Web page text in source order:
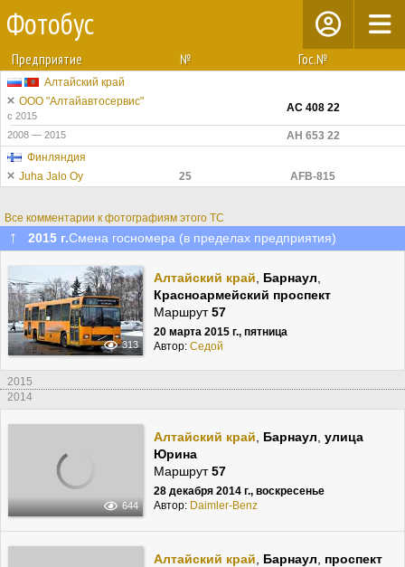
Фотобус
Предприятие № Гос.№
Алтайский край
ООО "Алтайавтосервис"
с 2015
АС 408 22
2008 — 2015
АН 653 22
Финляндия
Juha Jalo Oy
25 AFB-815
Все комментарии к фотографиям этого ТС
↑ 2015 г.Смена госномера (в пределах предприятия)
313
Алтайский край Барнаул
Красноармейский проспект
Маршрут57
20 марта 2015 г., пятница
Автор: Cедой
2015
2014
644
Алтайский край, Барнаул, улица
Юрина
Маршрут57
28 декабря 2014 г., воскресенье
Автор: Daimler-Benz
Алтайский край Барнаул
проспект